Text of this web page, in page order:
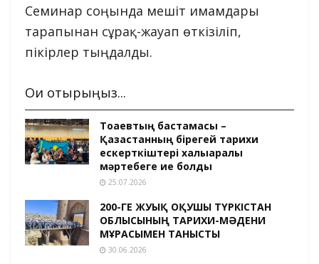
Семинар соңында мешіт имамдары
тарапынан сұрақ-жауап өткізіліп,
пікірлер тыңдалды.
Оқи отырыңыз...
Тоқаевтың бастамасы –
Қазақстанның бірегей тарихи
ескерткіштері халықаралық
мәртебеге ие болды
25.07.2026
200-ГЕ ЖУЫҚ ОҚУШЫ ТҮРКІСТАН
ОБЛЫСЫНЫҢ ТАРИХИ-МӘДЕНИ
МҰРАСЫМЕН ТАНЫСТЫ
30.06.2026